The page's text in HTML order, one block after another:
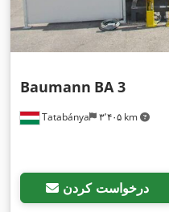
Tatabánya ۳٬۴۰۵ km
Baumann BA 3
درخواست کردن